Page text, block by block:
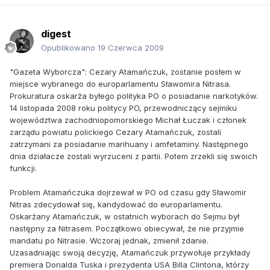
digest
Opublikowano 19 Czerwca 2009
"Gazeta Wyborcza": Cezary Atamańczuk, zostanie posłem w
miejsce wybranego do europarlamentu Sławomira Nitrasa.
Prokuratura oskarża byłego polityka PO o posiadanie narkotyków.
14 listopada 2008 roku politycy PO, przewodniczący sejmiku
województwa zachodniopomorskiego Michał Łuczak i członek
zarządu powiatu polickiego Cezary Atamańczuk, zostali
zatrzymani za posiadanie marihuany i amfetaminy. Następnego
dnia działacze zostali wyrzuceni z partii. Potem zrzekli się swoich
funkcji.
Problem Atamańczuka dojrzewał w PO od czasu gdy Sławomir
Nitras zdecydował się, kandydować do europarlamentu.
Oskarżany Atamańczuk, w ostatnich wyborach do Sejmu był
następny za Nitrasem. Początkowo obiecywał, że nie przyjmie
mandatu po Nitrasie. Wczoraj jednak, zmienił zdanie.
Uzasadniając swoją decyzję, Atamańczuk przywołuje przykłady
premiera Donalda Tuska i prezydenta USA Billa Clintona, którzy